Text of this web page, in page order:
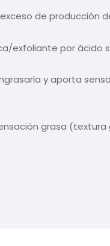
de producción
exfoliante por ácido
y aporta
grasa (textura